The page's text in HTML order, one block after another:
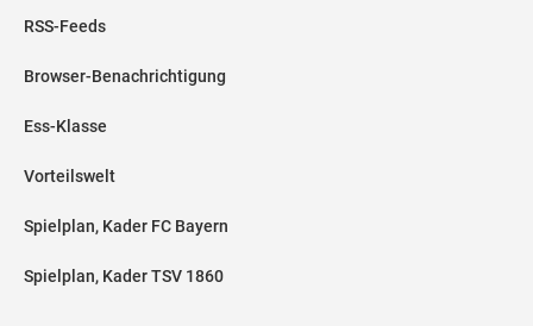
RSS-Feeds
Browser-Benachrichtigung
Ess-Klasse
Vorteilswelt
Spielplan, Kader FC Bayern
Spielplan, Kader TSV 1860